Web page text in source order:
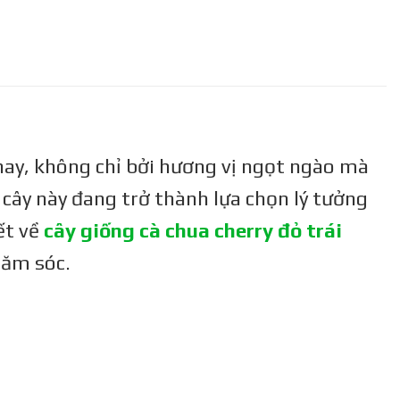
không chỉ bởi hương vị ngọt ngào mà
này đang trở thành lựa chọn lý tưởng
về cây giống cà chua cherry đỏ trái
sóc.